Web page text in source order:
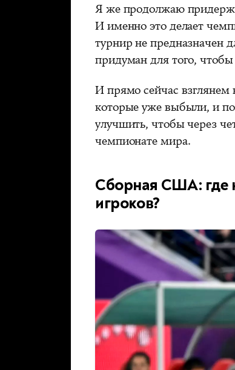
Я же продолжаю
И именно это делает
турнир не предназначен
придуман для того,
И прямо сейчас
которые уже выбыли, и
улучшить, чтобы через
чемпионате мира.
Сборная США: где
игроков?